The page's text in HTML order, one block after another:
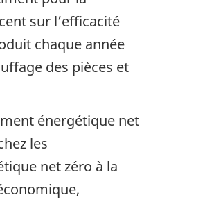
sur l’efficacité
chaque année
des pièces et
énergétique net
les
net zéro à la